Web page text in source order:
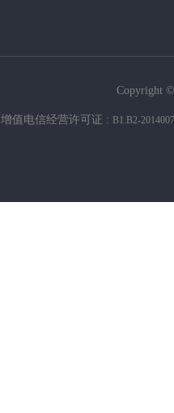
Copyright
增值电信经营许可证 : B1.B2-